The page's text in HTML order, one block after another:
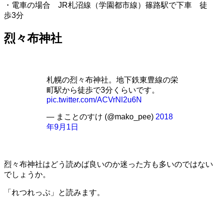
・電車の場合 JR札沼線（学園都市線）篠路駅で下車 徒
歩3分
烈々布神社
札幌の烈々布神社。地下鉄東豊線の栄
町駅から徒歩で3分くらいです。
pic.twitter.com/ACVrNl2u6N
— まことのすけ (@mako_pee) 2018
年9月1日
烈々布神社はどう読めば良いのか迷った方も多いのではない
でしょうか。
「れつれっぷ」と読みます。